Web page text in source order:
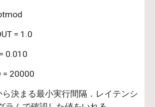
= 1.0
0.010
= 20000
決まる最小実行間隔．レイテンシ